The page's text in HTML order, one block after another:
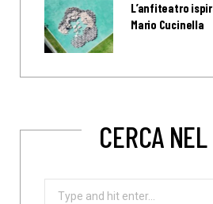
L’anfiteatro
Mario Cucinella
CERCA